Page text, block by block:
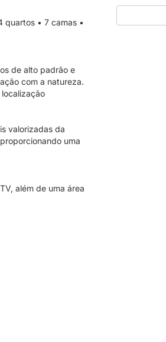
quartos • 7 camas •
de alto padrão e
com a natureza.
valorizadas da
uma
além de uma área